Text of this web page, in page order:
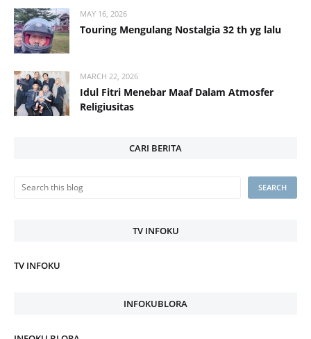
MAY 16, 2026
Touring Mengulang Nostalgia 32 th yg lalu
MARCH 22, 2026
Idul Fitri Menebar Maaf Dalam Atmosfer
Religiusitas
CARI BERITA
TV INFOKU
TV INFOKU
INFOKUBLORA